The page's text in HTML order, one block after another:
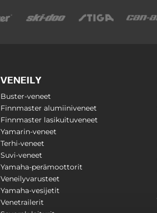
VENEILY
Buster-veneet
Finnmaster alumiiniveneet
Finnmaster lasikuituveneet
Yamarin-veneet
Terhi-veneet
Suvi-veneet
Yamaha-perämoottorit
Veneilyvarusteet
Yamaha-vesijetit
Venetrailerit